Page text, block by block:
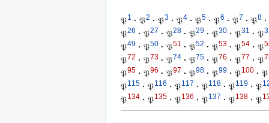
𝔓1 · 𝔓2 · 𝔓3 · 𝔓4 · 𝔓5 · 𝔓6 · 𝔓7 · 𝔓8 ·
𝔓26 · 𝔓27 · 𝔓28 · 𝔓29 · 𝔓30 · 𝔓31 · 𝔓
𝔓49 · 𝔓50 · 𝔓51 · 𝔓52 · 𝔓53 · 𝔓54 · 𝔓
𝔓72 · 𝔓73 · 𝔓74 · 𝔓75 · 𝔓76 · 𝔓77 · 𝔓
𝔓95 · 𝔓96 · 𝔓97 · 𝔓98 · 𝔓99 · 𝔓100 · 𝔓
𝔓115 · 𝔓116 · 𝔓117 · 𝔓118 · 𝔓119 · 𝔓
𝔓134 · 𝔓135 · 𝔓136 · 𝔓137 · 𝔓138 · 𝔓